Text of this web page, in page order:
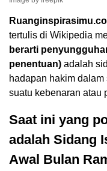
tertulis di Wikipedia
berarti
penentuan) adalah
hadapan hakim
suatu kebenaran atau
Saat ini yang
adalah Sidang
Awal Bulan